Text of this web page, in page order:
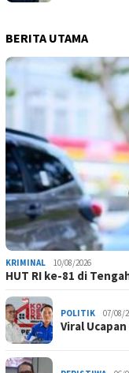
BERITA UTAMA
KRIMINAL 10/08/2026
HUT RI ke-81 di
POLITIK 07/08/
Viral